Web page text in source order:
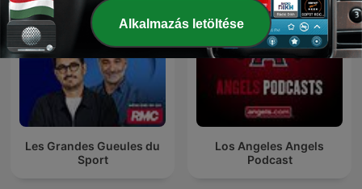
Les Grandes Gueules du
Sport
Los Angeles Angels
Podcast
Alkalmazás letöltése